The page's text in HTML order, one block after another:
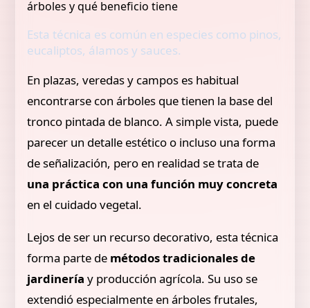
Esta técnica es común en especies como pinos,
eucaliptos, álamos y sauces.
En plazas, veredas y campos es habitual
encontrarse con árboles que tienen la base del
tronco pintada de blanco. A simple vista, puede
parecer un detalle estético o incluso una forma
de señalización, pero en realidad se trata de
una práctica con una función muy concreta
en el cuidado vegetal.
Lejos de ser un recurso decorativo, esta técnica
forma parte de métodos tradicionales de
jardinería y producción agrícola. Su uso se
extendió especialmente en árboles frutales,